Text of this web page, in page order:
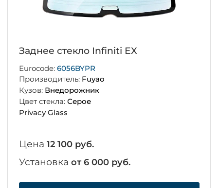
Заднее стекло Infiniti EX
Eurocode: 6056BYPR
Производитель: Fuyao
Кузов: Внедорожник
Цвет стекла: Серое
Privacy Glass
Цена 12 100 руб.
Установка от 6 000 руб.